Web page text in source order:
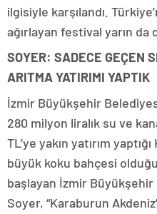
ilgisiyle karşılandı.
ağırlayan festival yarın da
SOYER: SADECE GEÇEN
ARITMA YATIRIMI YAPTIK
İzmir Büyükşehir
280 milyon liralık su ve
TL’ye yakın yatırım
büyük koku bahçesi
başlayan İzmir Büyükşehir
Soyer, “Karaburun